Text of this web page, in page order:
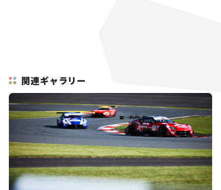
関連ギャラリー